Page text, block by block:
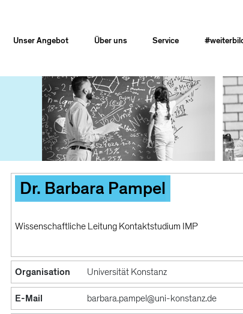
Unser Angebot Über uns Service
Dr. Barbara Pampel
Wissenschaftliche Leitung Kontaktstudium IMP
Organisation
Universität Konstanz
E-Mail
barbara.pampel@uni-konstanz.de